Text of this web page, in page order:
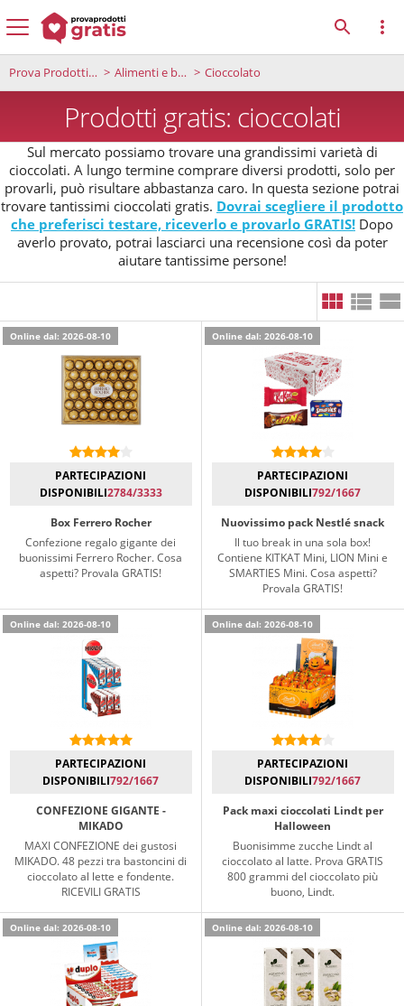
Prova Prodotti Gratis Alimenti e bevande Cioccolato
Prodotti gratis: cioccolati
Sul mercato possiamo trovare una grandissimi varietà di
cioccolati. A lungo termine comprare diversi prodotti, solo per
provarli, può risultare abbastanza caro. In questa sezione potrai
trovare tantissimi cioccolati gratis. Dovrai scegliere il prodotto
che preferisci testare, riceverlo e provarlo GRATIS! Dopo
averlo provato, potrai lasciarci una recensione così da poter
aiutare tantissime persone!
Online dal: 2026-08-10
PARTECIPAZIONI
DISPONIBILI2784/3333
Box Ferrero Rocher
Confezione regalo gigante dei
buonissimi Ferrero Rocher. Cosa
aspetti? Provala GRATIS!
Online dal: 2026-08-10
PARTECIPAZIONI
DISPONIBILI792/1667
Nuovissimo pack Nestlé snack
Il tuo break in una sola box!
Contiene KITKAT Mini, LION Mini e
SMARTIES Mini. Cosa aspetti?
Provala GRATIS!
Online dal: 2026-08-10
PARTECIPAZIONI
DISPONIBILI792/1667
CONFEZIONE GIGANTE -
MIKADO
MAXI CONFEZIONE dei gustosi
MIKADO. 48 pezzi tra bastoncini di
cioccolato al lette e fondente.
RICEVILI GRATIS
Online dal: 2026-08-10
PARTECIPAZIONI
DISPONIBILI792/1667
Pack maxi cioccolati Lindt per
Halloween
Buonisimme zucche Lindt al
cioccolato al latte. Prova GRATIS
800 grammi del cioccolato più
buono, Lindt.
Online dal: 2026-08-10 Online dal: 2026-08-10